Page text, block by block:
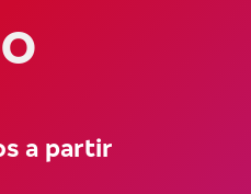
a partir